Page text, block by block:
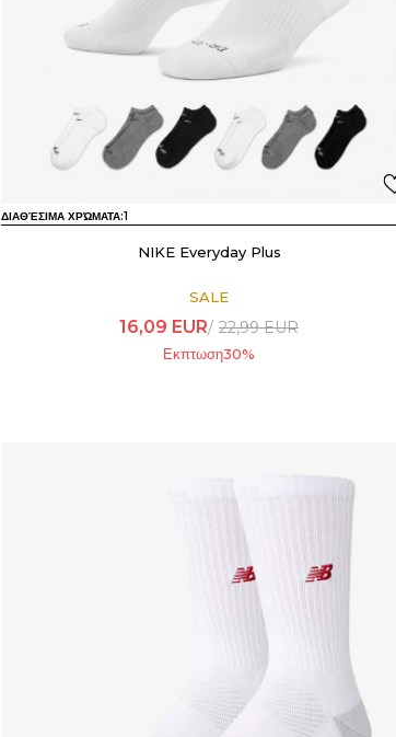
ΔΙΑΘΈΣΙΜΑ ΧΡΏΜΑΤΑ:1
NIKE Everyday Plus
SALE
16,09 EUR 22,99EUR
Εκπτωση30%